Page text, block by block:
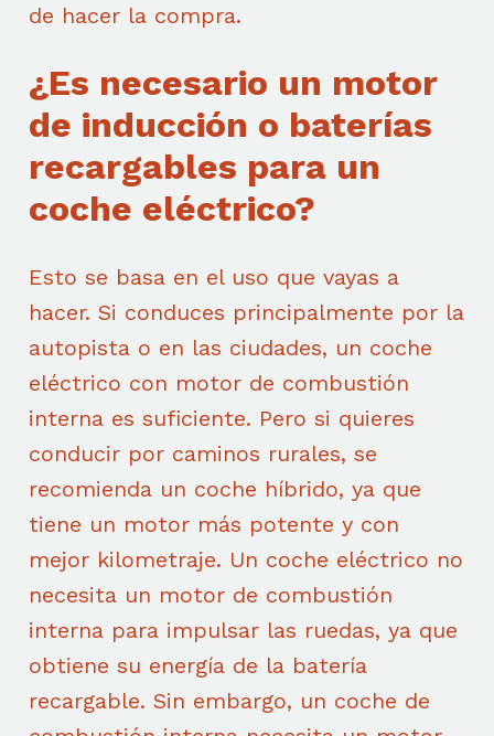
de hacer la compra.
¿Es necesario un motor
de inducción o baterías
recargables para un
coche eléctrico?
Esto se basa en el uso que vayas a
hacer. Si conduces principalmente por la
autopista o en las ciudades, un coche
eléctrico con motor de combustión
interna es suficiente. Pero si quieres
conducir por caminos rurales, se
recomienda un coche híbrido, ya que
tiene un motor más potente y con
mejor kilometraje. Un coche eléctrico no
necesita un motor de combustión
interna para impulsar las ruedas, ya que
obtiene su energía de la batería
recargable. Sin embargo, un coche de